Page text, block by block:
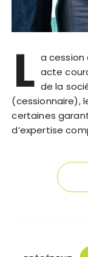
L a cession
acte
de la
(cessionnaire),
certaines
d’expertise